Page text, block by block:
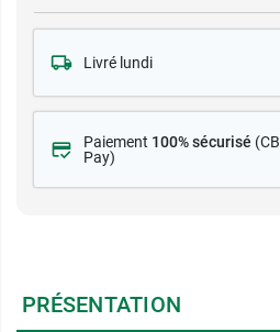
Livré lundi
Paiement 100% sécurisé (CB
Pay)
PRÉSENTATION